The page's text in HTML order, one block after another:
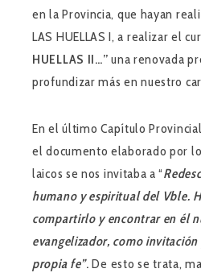
en la Provincia, que hayan
LAS HUELLAS I, a realizar el
HUELLAS II…” una renovada
profundizar más en nuestro
En el último Capítulo
el documento elaborado por
laicos se nos invitaba a “
humano y espiritual del Vble.
compartirlo y encontrar en él
evangelizador, como
propia fe”. De esto se trata,